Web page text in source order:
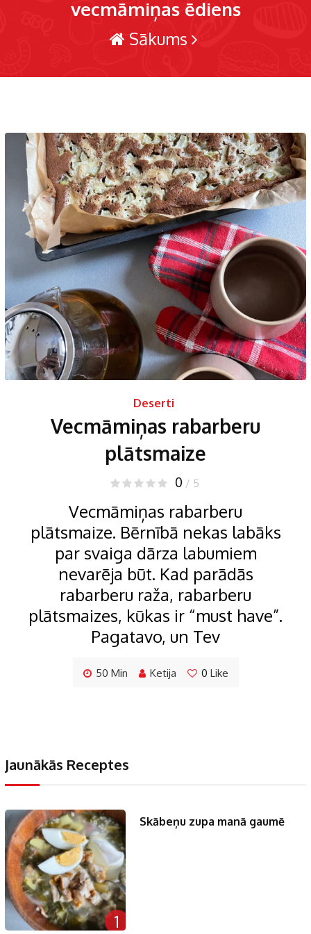
vecmāmiņas ēdiens
Sākums
Deserti
Vecmāmiņas rabarberu
plātsmaize
0 / 5
Vecmāmiņas rabarberu
plātsmaize. Bērnībā nekas labāks
par svaiga dārza labumiem
nevarēja būt. Kad parādās
rabarberu raža, rabarberu
plātsmaizes, kūkas ir “must have”.
Pagatavo, un Tev
50 Min Ketija 0 Like
Jaunākās Receptes
1
Skābeņu zupa manā gaumē